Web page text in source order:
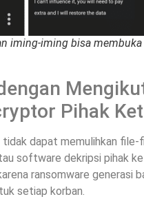
iming-iming bisa
Pihak
tidak dapat memulihkan
software dekripsi pihak
ransomware generasi
setiap korban.